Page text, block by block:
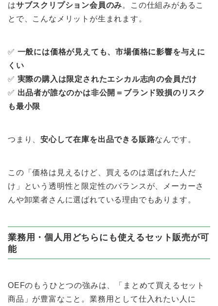
はサブスクリプション会員のみ。この仕組みがあるこ
とで、こんなメリットが生まれます。
✅ 一般には価格が見えても、市場価格に影響を与えに
くい
✅ 実際の購入は限定されたエシカル志向の会員だけ
✅ 出品者が誰なのかは非公開＝ブランド毀損のリスク
も最小限
つまり、安心して在庫を出品できる販路なんです。
この「価格は見えるけど、買えるのは選ばれた人だ
け」という透明性と限定性のバランスが、メーカーさ
んや卸業者さんに選ばれている理由でもあります。
業務用・個人用どちらにも使えるセット販売が可
能
OEFのもうひとつの強みは、「まとめて買えるセット
商品」が豊富なこと。業務用として仕入れたい人に